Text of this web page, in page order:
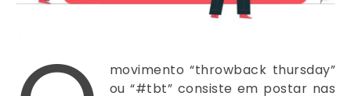
movimento “throwback thursday”
ou “#tbt” consiste em postar nas